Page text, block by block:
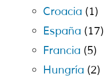
Croacia (1)
España (17)
Francia (5)
Hungría (2)